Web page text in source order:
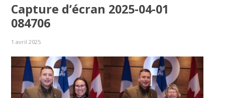
Capture d’écran 2025-04-01
084706
1 avril 2025